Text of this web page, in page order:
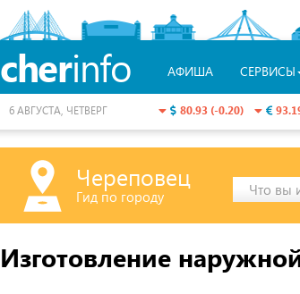
cherinfo АФИША СЕРВИСЫ
80.93 (-0.20)
6 АВГУСТА, ЧЕТВЕРГ
Череповец
Гид по городу Что вы
Изготовление